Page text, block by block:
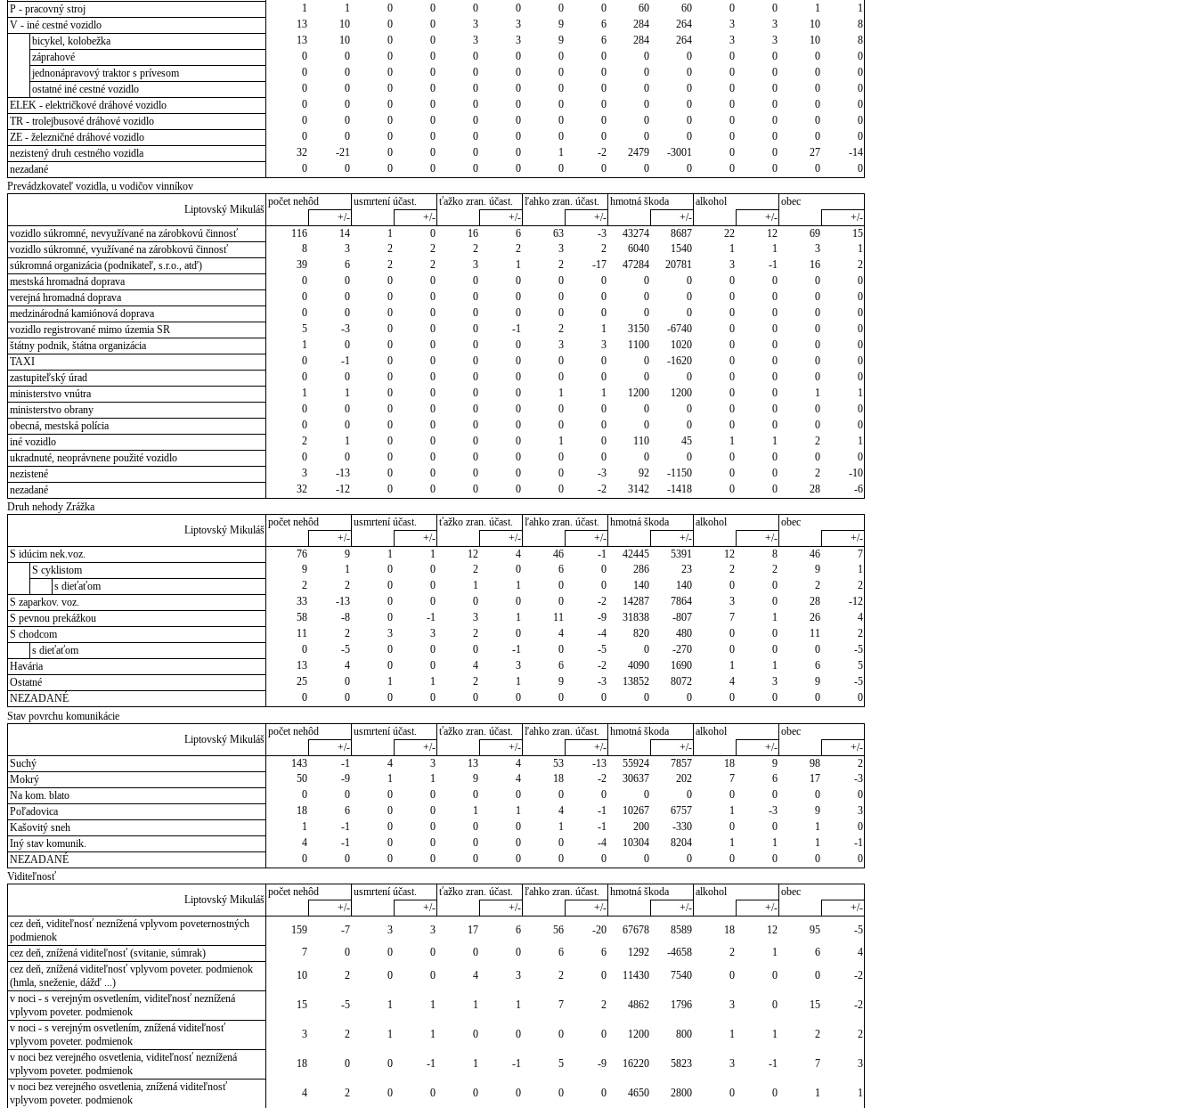
P - pracovný stroj
1 1 0 0 0 0 0 0 60 60 0 0 1
1
V - iné cestné vozidlo
13 10 0 0 3 3 9 6 284 264 3 3 10
8
bicykel, kolobežka
13 10 0 0 3 3 9 6 284 264 3 3 10
8
záprahové
0 0 0 0 0 0 0 0 0 0 0 0 0
0
jednonápravový traktor s prívesom
0 0 0 0 0 0 0 0 0 0 0 0 0
0
ostatné iné cestné vozidlo
0 0 0 0 0 0 0 0 0 0 0 0 0
0
ELEK - električkové dráhové vozidlo
0 0 0 0 0 0 0 0 0 0 0 0 0
0
TR - trolejbusové dráhové vozidlo
0 0 0 0 0 0 0 0 0 0 0 0 0
0
ZE - železničné dráhové vozidlo
0 0 0 0 0 0 0 0 0 0 0 0 0
0
nezistený druh cestného vozidla
32 -21 0 0 0 0 1 -2 2479 -3001 0 0 27
-14
nezadané
0 0 0 0 0 0 0 0 0 0 0 0 0
0
Prevádzkovateľ vozidla, u vodičov vinníkov
Liptovský Mikuláš
počet nehôd usmrtení účast. ťažko zran. účast. ľahko zran. účast. hmotná škoda alkohol
obec
+/-
+/- +/- +/- +/- +/-
+/-
vozidlo súkromné, nevyužívané na zárobkovú činnosť
116 14 1 0 16 6 63 -3 43274 8687 22 12 69
15
vozidlo súkromné, využívané na zárobkovú činnosť
8 3 2 2 2 2 3 2 6040 1540 1 1 3
1
súkromná organizácia (podnikateľ, s.r.o., atď)
39 6 2 2 3 1 2 -17 47284 20781 3 -1 16
2
mestská hromadná doprava
0 0 0 0 0 0 0 0 0 0 0 0 0
0
verejná hromadná doprava
0 0 0 0 0 0 0 0 0 0 0 0 0
0
medzinárodná kamiónová doprava
0 0 0 0 0 0 0 0 0 0 0 0 0
0
vozidlo registrované mimo územia SR
5 -3 0 0 0 -1 2 1 3150 -6740 0 0 0
0
štátny podnik, štátna organizácia
1 0 0 0 0 0 3 3 1100 1020 0 0 0
0
TAXI
0 -1 0 0 0 0 0 0 0 -1620 0 0 0
0
zastupiteľský úrad
0 0 0 0 0 0 0 0 0 0 0 0 0
0
ministerstvo vnútra
1 1 0 0 0 0 1 1 1200 1200 0 0 1
1
ministerstvo obrany
0 0 0 0 0 0 0 0 0 0 0 0 0
0
obecná, mestská polícia
0 0 0 0 0 0 0 0 0 0 0 0 0
0
iné vozidlo
2 1 0 0 0 0 1 0 110 45 1 1 2
1
ukradnuté, neoprávnene použité vozidlo
0 0 0 0 0 0 0 0 0 0 0 0 0
0
nezistené
3 -13 0 0 0 0 0 -3 92 -1150 0 0 2
-10
nezadané
32 -12 0 0 0 0 0 -2 3142 -1418 0 0 28
-6
Druh nehody Zrážka
Liptovský Mikuláš
počet nehôd usmrtení účast. ťažko zran. účast. ľahko zran. účast. hmotná škoda alkohol
obec
+/-
+/- +/- +/- +/- +/-
+/-
S idúcim nek.voz.
76 9 1 1 12 4 46 -1 42445 5391 12 8 46
7
S cyklistom
9 1 0 0 2 0 6 0 286 23 2 2 9
1
s dieťaťom
2 2 0 0 1 1 0 0 140 140 0 0 2
2
S zaparkov. voz.
33 -13 0 0 0 0 0 -2 14287 7864 3 0 28
-12
S pevnou prekážkou
58 -8 0 -1 3 1 11 -9 31838 -807 7 1 26
4
S chodcom
11 2 3 3 2 0 4 -4 820 480 0 0 11
2
s dieťaťom
0 -5 0 0 0 -1 0 -5 0 -270 0 0 0
-5
Havária
13 4 0 0 4 3 6 -2 4090 1690 1 1 6
5
Ostatné
25 0 1 1 2 1 9 -3 13852 8072 4 3 9
-5
NEZADANÉ
0 0 0 0 0 0 0 0 0 0 0 0 0
0
Stav povrchu komunikácie
Liptovský Mikuláš
počet nehôd usmrtení účast. ťažko zran. účast. ľahko zran. účast. hmotná škoda alkohol
obec
+/-
+/- +/- +/- +/- +/-
+/-
Suchý
143 -1 4 3 13 4 53 -13 55924 7857 18 9 98
2
Mokrý
50 -9 1 1 9 4 18 -2 30637 202 7 6 17
-3
Na kom. blato
0 0 0 0 0 0 0 0 0 0 0 0 0
0
Poľadovica
18 6 0 0 1 1 4 -1 10267 6757 1 -3 9
3
Kašovitý sneh
1 -1 0 0 0 0 1 -1 200 -330 0 0 1
0
Iný stav komunik.
4 -1 0 0 0 0 0 -4 10304 8204 1 1 1
-1
NEZADANÉ
0 0 0 0 0 0 0 0 0 0 0 0 0
0
Viditeľnosť
Liptovský Mikuláš
počet nehôd usmrtení účast. ťažko zran. účast. ľahko zran. účast. hmotná škoda alkohol
obec
+/-
+/- +/- +/- +/- +/-
+/-
cez deň, viditeľnosť neznížená vplyvom poveternostných
podmienok
159 -7 3 3 17 6 56 -20 67678 8589 18 12 95
-5
cez deň, znížená viditeľnosť (svitanie, súmrak)
7 0 0 0 0 0 6 6 1292 -4658 2 1 6
4
cez deň, znížená viditeľnosť vplyvom poveter. podmienok
(hmla, sneženie, dážď ...)
10 2 0 0 4 3 2 0 11430 7540 0 0 0
-2
v noci - s verejným osvetlením, viditeľnosť neznížená
vplyvom poveter. podmienok
15 -5 1 1 1 1 7 2 4862 1796 3 0 15
-2
v noci - s verejným osvetlením, znížená viditeľnosť
vplyvom poveter. podmienok
3 2 1 1 0 0 0 0 1200 800 1 1 2
2
v noci bez verejného osvetlenia, viditeľnosť neznížená
vplyvom poveter. podmienok
18 0 0 -1 1 -1 5 -9 16220 5823 3 -1 7
3
v noci bez verejného osvetlenia, znížená viditeľnosť
vplyvom poveter. podmienok
4 2 0 0 0 0 0 0 4650 2800 0 0 1 1